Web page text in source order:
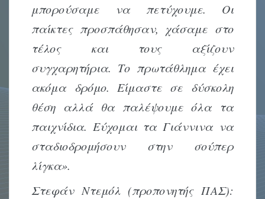
μπορούσαμε να πετύχουμε. Οι
παίκτες προσπάθησαν, χάσαμε στο
τέλος και τους αξίζουν
συγχαρητήρια. Το πρωτάθλημα έχει
ακόμα δρόμο. Είμαστε σε δύσκολη
θέση αλλά θα παλέψουμε όλα τα
παιχνίδια. Εύχομαι τα Γιάννινα να
σταδιοδρομήσουν στην σούπερ
λίγκα».
Στεφάν Ντεμόλ (προπονητής ΠΑΣ):